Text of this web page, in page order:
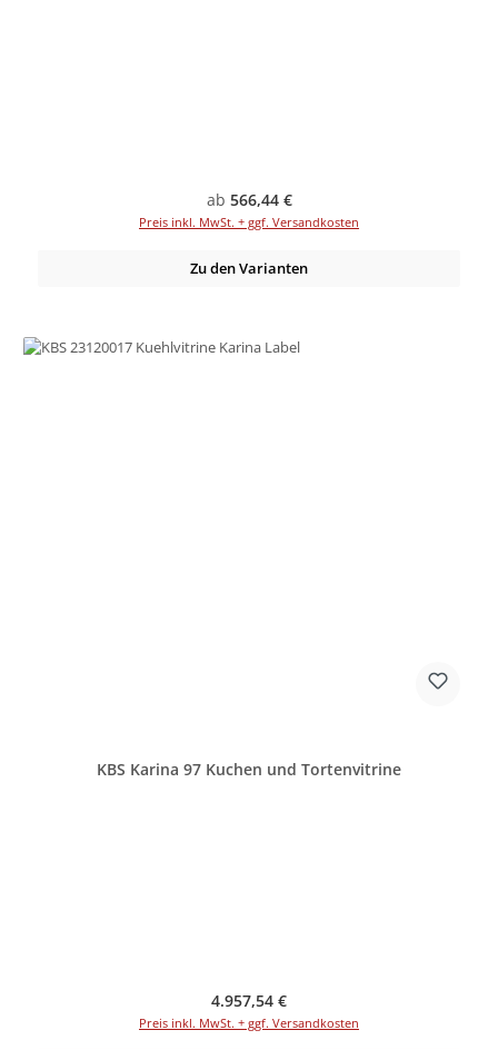
Regulärer Preis:
ab 566,44 €
Preis inkl. MwSt. + ggf. Versandkosten
Zu den Varianten
KBS Karina 97 Kuchen und Tortenvitrine
Regulärer Preis:
4.957,54 €
Preis inkl. MwSt. + ggf. Versandkosten